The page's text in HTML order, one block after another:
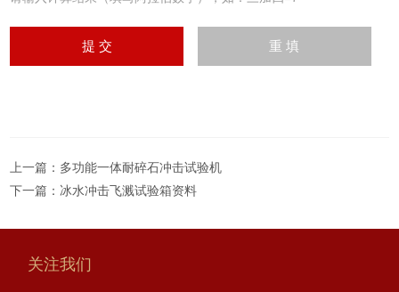
上一篇： 多功能一体耐碎石冲击试验机
下一篇：冰水冲击飞溅试验箱资料
关注我们